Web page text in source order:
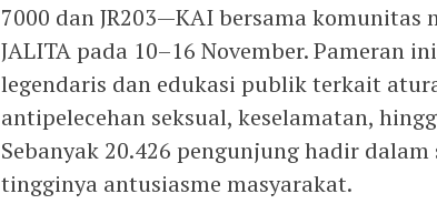
7000 dan JR203—KAI bersama
JALITA pada 10–16 November. Pameran
legendaris dan edukasi publik terkait
antipelecehan seksual, keselamatan,
Sebanyak 20.426 pengunjung hadir
tingginya antusiasme masyarakat.